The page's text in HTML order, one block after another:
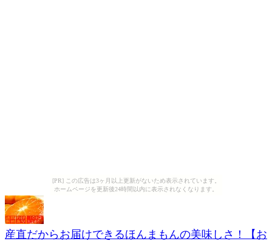
[PR] この広告は3ヶ月以上更新がないため表示されています。
ホームページを更新後24時間以内に表示されなくなります。
産直だからお届けできるほんまもんの美味しさ！【お